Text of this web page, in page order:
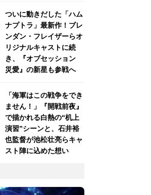
ついに動きだした「ハム
ナプトラ」最新作！ブレ
ンダン・フレイザーらオ
リジナルキャストに続
き、『オブセッション
災愛』の新星も参戦へ
「海軍はこの戦争をでき
ません！」『開戦前夜』
で描かれる白熱の“机上
演習”シーンと、石井裕
也監督が池松壮亮らキャ
スト陣に込めた想い